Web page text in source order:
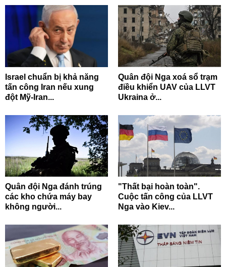
Israel chuẩn bị khả năng
tấn công Iran nếu xung
đột Mỹ-Iran...
Quân đội Nga xoá sổ trạm
điều khiển UAV của LLVT
Ukraina ở...
Quân đội Nga đánh trúng
các kho chứa máy bay
không người...
"Thất bại hoàn toàn".
Cuộc tấn công của LLVT
Nga vào Kiev...